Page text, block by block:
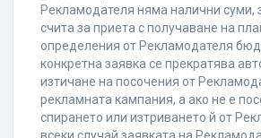
Рекламодателя няма налични суми,
счита за приета с получаване на
определения от Рекламодателя
конкретна заявка се прекратява
изтичане на посочения от
рекламната кампания, а ако не е
спирането или изтриването й от